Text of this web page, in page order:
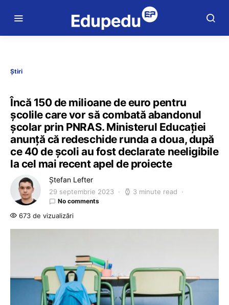
Știri
Încă 150 de milioane de euro pentru
școlile care vor să combată abandonul
școlar prin PNRAS. Ministerul Educației
anunță că redeschide runda a doua, după
ce 40 de școli au fost declarate neeligibile
la cel mai recent apel de proiecte
Ștefan Lefter
29 septembrie 2023 3 minute read
No comments
673 de vizualizări